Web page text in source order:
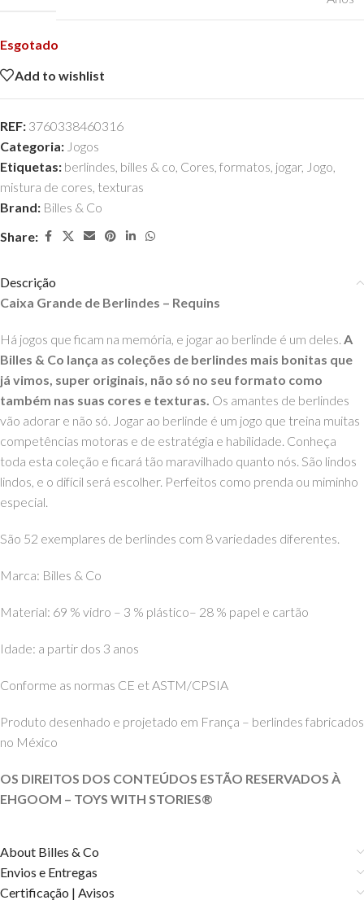
Esgotado
Add to wishlist
REF: 3760338460316
Categoria: Jogos
Etiquetas: berlindes, billes & co, Cores, formatos, jogar, Jogo,
mistura de cores, texturas
Brand: Billes & Co
Share:
Descrição
Caixa Grande de Berlindes – Requins
Há jogos que ficam na memória, e jogar ao berlinde é um deles. A
Billes & Co lança as coleções de berlindes mais bonitas que
já vimos, super originais, não só no seu formato como
também nas suas cores e texturas. Os amantes de berlindes
vão adorar e não só. Jogar ao berlinde é um jogo que treina muitas
competências motoras e de estratégia e habilidade. Conheça
toda esta coleção e ficará tão maravilhado quanto nós. São lindos
lindos, e o difícil será escolher. Perfeitos como prenda ou miminho
especial.
São 52 exemplares de berlindes com 8 variedades diferentes.
Marca: Billes & Co
Material: 69 % vidro – 3 % plástico– 28 % papel e cartão
Idade: a partir dos 3 anos
Conforme as normas CE et ASTM/CPSIA
Produto desenhado e projetado em França – berlindes fabricados
no México
OS DIREITOS DOS CONTEÚDOS ESTÃO RESERVADOS À
EHGOOM – TOYS WITH STORIES®️
About Billes & Co
Envios e Entregas
Certificação | Avisos